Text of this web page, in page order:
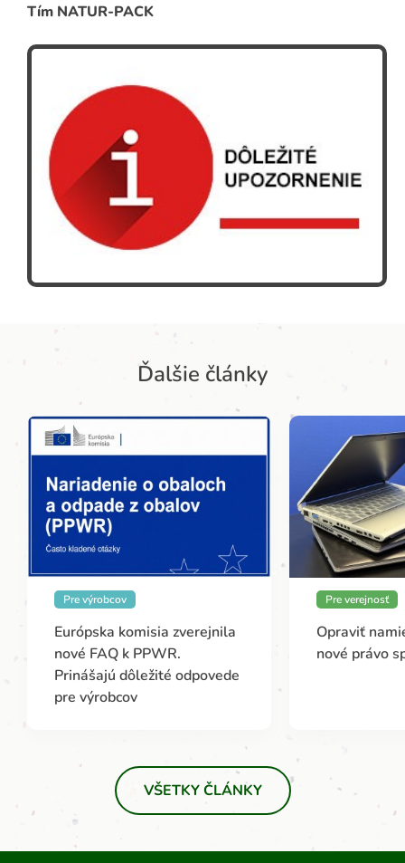
Tím NATUR-PACK
Ďalšie články
Pre výrobcov
Európska komisia zverejnila
nové FAQ k PPWR.
Prinášajú dôležité odpovede
pre výrobcov
Pre verejnosť
Opraviť
nové právo
VŠETKY ČLÁNKY